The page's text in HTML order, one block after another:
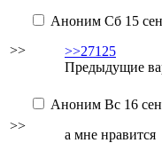
>>
Аноним Сб 15
>>27125
Предыдущие
>>
Аноним Вс 16
а мне нравится